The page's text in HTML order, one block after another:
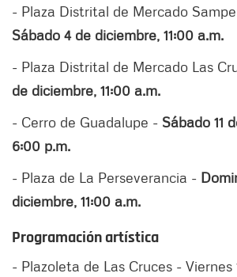
- Plaza Distrital de Mercado
Sábado 4 de diciembre, 11:00 a.m.
- Plaza Distrital de Mercado Las
de diciembre, 11:00 a.m.
- Cerro de Guadalupe - Sábado 11
6:00 p.m.
- Plaza de La Perseverancia -
diciembre, 11:00 a.m.
Programación artística
- Plazoleta de Las Cruces - Viernes